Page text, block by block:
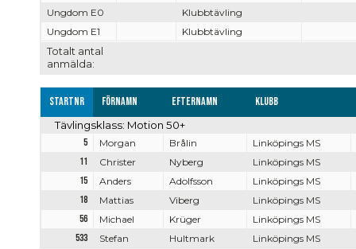
Totalt antal
anmälda:
Ungdom E0
Klubbtävling
Ungdom E1
Klubbtävling
Startnr Förnamn Efternamn Klubb
Tävlingsklass: Motion 50+
5 Morgan Brålin
Linköpings MS
11
Christer Nyberg
Linköpings MS
15
Anders Adolfsson
Linköpings MS
18
Mattias Viberg
Linköpings MS
56
Michael Krüger
Linköpings MS
533
Stefan Hultmark Linköpings MS